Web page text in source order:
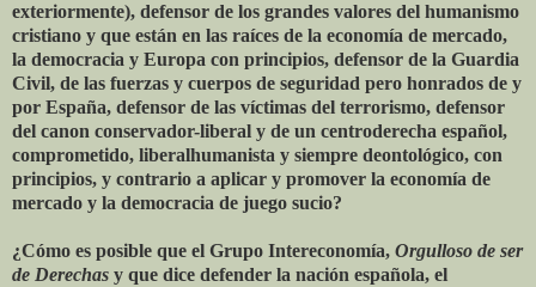
exteriormente), defensor de los grandes valores del humanismo
cristiano y que están en las raíces de la economía de mercado,
la democracia y Europa con principios, defensor de la Guardia
Civil, de las fuerzas y cuerpos de seguridad pero honrados de y
por España, defensor de las víctimas del terrorismo, defensor
del canon conservador-liberal y de un centroderecha español,
comprometido, liberalhumanista y siempre deontológico, con
principios, y contrario a aplicar y promover la economía de
mercado y la democracia de juego sucio?
¿Cómo es posible que el Grupo Intereconomía, Orgulloso de ser
de Derechas y que dice defender la nación española, el